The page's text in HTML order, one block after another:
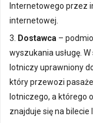
Internetowego przez
internetowej.
3. Dostawca –
wyszukania usługę.
lotniczy uprawniony
który przewozi
lotniczego, a którego
znajduje się na